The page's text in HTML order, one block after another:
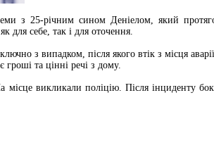
з 25-річним сином Деніелом, який
для себе, так і для оточення.
з випадком, після якого втік з місця
та цінні речі з дому.
місце викликали поліцію. Після інциденту